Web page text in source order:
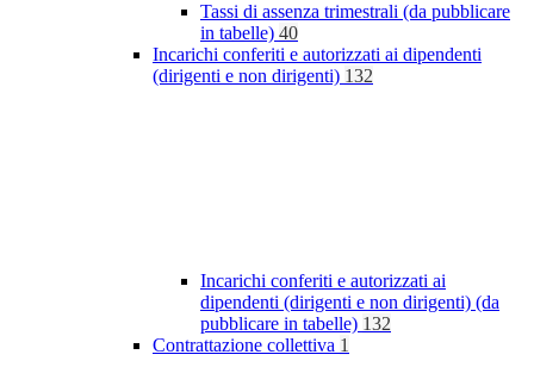
Tassi di assenza trimestrali (da pubblicare
in tabelle) 40
Incarichi conferiti e autorizzati ai dipendenti
(dirigenti e non dirigenti) 132
Incarichi conferiti e autorizzati ai
dipendenti (dirigenti e non dirigenti) (da
pubblicare in tabelle) 132
Contrattazione collettiva 1